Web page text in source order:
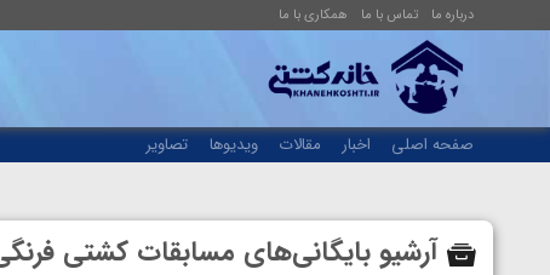
درباره ما تماس با ما همکاری با ما
صفحه اصلی اخبار مقالات ویدیوها تصاویر
آرشیو بایگانی‌های مسابقات کشتی